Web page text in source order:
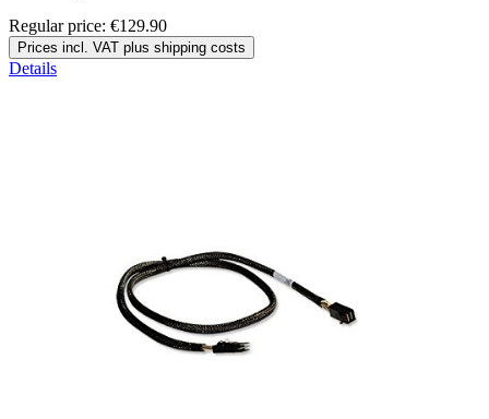
Regular price: €129.90
Prices incl. VAT plus shipping costs
Details